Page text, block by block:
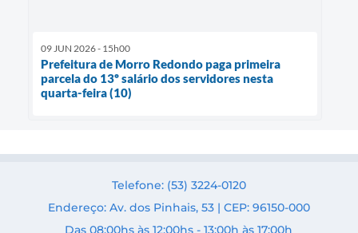
09 JUN 2026 - 15h00
Prefeitura de Morro Redondo paga primeira
parcela do 13º salário dos servidores nesta
quarta-feira (10)
Telefone: (53) 3224-0120
Endereço: Av. dos Pinhais, 53 | CEP: 96150-000
Das 08:00hs às 12:00hs - 13:00h às 17:00h